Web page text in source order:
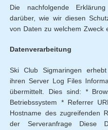
Die nachfolgende
darüber, wie wir diesen
von Daten zu welchem Zweck
Datenverarbeitung
Ski Club Sigmaringen
ihren Server Log Files
übermittelt. Dies sind: *
Betriebssystem * Referrer
Hostname des zugreifenden
der Serveranfrage Diese